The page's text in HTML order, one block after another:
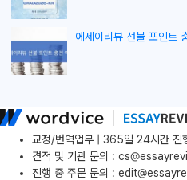
에세이리뷰 선불 포인트
교정/번역업무 | 365일 24시간 진
견적 및 기관 문의 :
진행 중 주문 문의 :